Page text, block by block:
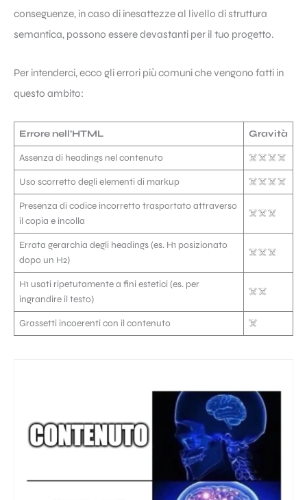
conseguenze, in caso di inesattezze al livello di struttura
semantica, possono essere devastanti per il tuo progetto.
Per intenderci, ecco gli errori più comuni che vengono fatti in
questo ambito:
Errore nell’HTML Gravità
Assenza di headings nel contenuto ☠️ ☠️ ☠️ ☠️
Uso scorretto degli elementi di markup ☠️ ☠️ ☠️ ☠️
Presenza di codice incorretto trasportato attraverso
il copia e incolla
☠️ ☠️ ☠️
Errata gerarchia degli headings (es. H1 posizionato
dopo un H2)
☠️ ☠️ ☠️
H1 usati ripetutamente a fini estetici (es. per
ingrandire il testo)
☠️ ☠️
Grassetti incoerenti con il contenuto ☠️